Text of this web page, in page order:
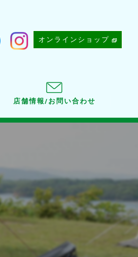
オンラインショップ
店舗情報/お問い合わせ